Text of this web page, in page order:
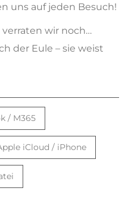
uns auf jeden Besuch!
verraten wir noch…
der Eule – sie weist
/ M365
iCloud / iPhone